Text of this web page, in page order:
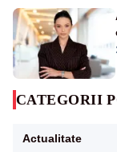
CATEGORII
Actualitate